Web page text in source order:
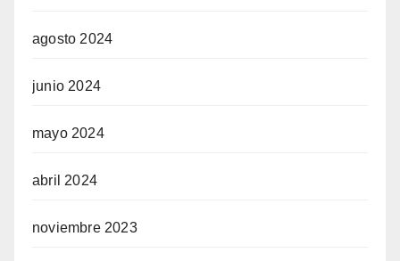
agosto 2024
junio 2024
mayo 2024
abril 2024
noviembre 2023